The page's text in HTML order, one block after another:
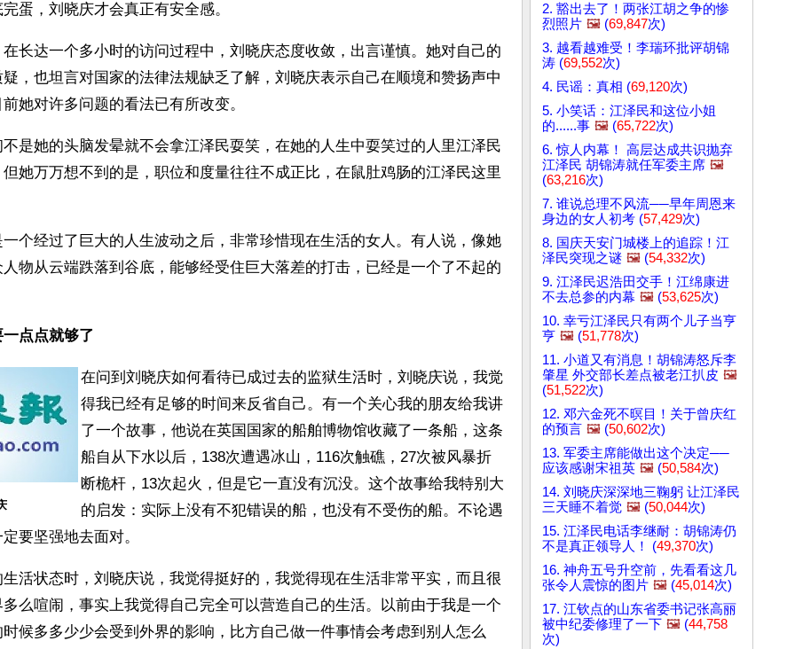
蛋，刘晓庆才会真正有安全感。
长达一个多小时的访问过程中，刘晓庆态度收敛，出言谨慎。她对自己的
，也坦言对国家的法律法规缺乏了解，刘晓庆表示自己在顺境和赞扬声中
她对许多问题的看法已有所改变。
是她的头脑发晕就不会拿江泽民耍笑，在她的人生中耍笑过的人里江泽民
她万万想不到的是，职位和度量往往不成正比，在鼠肚鸡肠的江泽民这里
个经过了巨大的人生波动之后，非常珍惜现在生活的女人。有人说，像她
物从云端跌落到谷底，能够经受住巨大落差的打击，已经是一个了不起的
点点就够了
在问到刘晓庆如何看待已成过去的监狱生活时，刘晓庆说，我觉
得我已经有足够的时间来反省自己。有一个关心我的朋友给我讲
了一个故事，他说在英国国家的船舶博物馆收藏了一条船，这条
船自从下水以后，138次遭遇冰山，116次触礁，27次被风暴折
断桅杆，13次起火，但是它一直没有沉没。这个故事给我特别大
的启发：实际上没有不犯错误的船，也没有不受伤的船。不论遇
要坚强地去面对。
活状态时，刘晓庆说，我觉得挺好的，我觉得现在生活非常平实，而且很
么喧闹，事实上我觉得自己完全可以营造自己的生活。以前由于我是一个
候多多少少会受到外界的影响，比方自己做一件事情会考虑到别人怎么
2. 豁出去了！两张江胡之争的惨
烈照片 🖼️ (69,847次)
3. 越看越难受！李瑞环批评胡锦
涛 (69,552次)
4. 民谣：真相 (69,120次)
5. 小笑话：江泽民和这位小姐
的......事 🖼️ (65,722次)
6. 惊人内幕！ 高层达成共识抛弃
江泽民 胡锦涛就任军委主席 🖼️
(63,216次)
7. 谁说总理不风流──早年周恩来
身边的女人初考 (57,429次)
8. 国庆天安门城楼上的追踪！江
泽民突现之谜 🖼️ (54,332次)
9. 江泽民迟浩田交手！江绵康进
不去总参的内幕 🖼️ (53,625次)
10. 幸亏江泽民只有两个儿子当亨
亨 🖼️ (51,778次)
11. 小道又有消息！胡锦涛怒斥李
肇星 外交部长差点被老江扒皮 🖼️
(51,522次)
12. 邓六金死不暝目！关于曾庆红
的预言 🖼️ (50,602次)
13. 军委主席能做出这个决定──
应该感谢宋祖英 🖼️ (50,584次)
14. 刘晓庆深深地三鞠躬 让江泽民
三天睡不着觉 🖼️ (50,044次)
15. 江泽民电话李继耐：胡锦涛仍
不是真正领导人！ (49,370次)
16. 神舟五号升空前，先看看这几
张令人震惊的图片 🖼️ (45,014次)
17. 江钦点的山东省委书记张高丽
被中纪委修理了一下 🖼️ (44,758
次)